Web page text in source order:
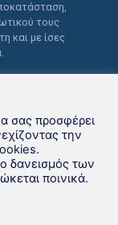
τους
και με ίσες
Φάρου
2021
σας προσφέρει
την
δανεισμός των
ποινικά.